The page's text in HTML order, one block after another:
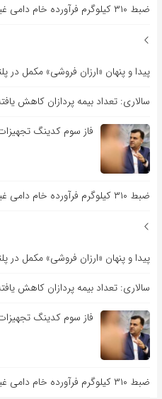
ضبط ۳۱۰ کیلوگرم فرآورده خام دامی غیرقابل مصرف در ایلام
پیدا و پنهان «ارزان فروشی» مکمل در
سالاری: تعداد بیمه پردازان کاهش
فاز سوم کدینگ
ضبط ۳۱۰ کیلوگرم فرآورده خام دامی غیرقابل مصرف در ایلام
پیدا و پنهان «ارزان فروشی» مکمل در
سالاری: تعداد بیمه پردازان کاهش
فاز سوم کدینگ
ضبط ۳۱۰ کیلوگرم فرآورده خام دامی غیرقابل مصرف در ایلام